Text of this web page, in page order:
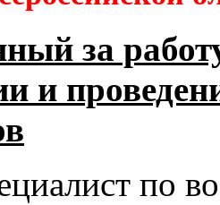
за
и
по